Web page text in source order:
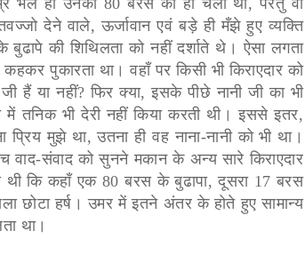
देने वाले, ऊर्जावान एवं बड़े ही मँझे हुए व्यक्ति
की शिथिलता को नहीं दर्शाते थे। ऐसा लगता
पुकारता था। वहाँ पर किसी भी किराएदार को
हैं या नहीं? फिर क्या, इसके पीछे नानी जी का भी
तनिक भी देरी नहीं किया करती थी। इससे इतर,
प्रिय मुझे था, उतना ही वह नाना-नानी को भी था।
वाद-संवाद को सुनने मकान के अन्य सारे किराएदार
थी कि कहाँ एक 80 बरस के बुढापा, दूसरा 17 बरस
छोटा हर्ष। उमर में इतने अंतर के होते हुए सामान्य
था।